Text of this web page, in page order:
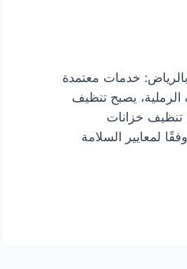
خدمات معتمدة
يصبح تنظيف
تنظيف خزانات
لمعايير السلامة